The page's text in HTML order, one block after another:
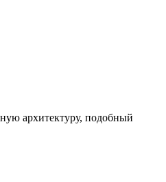
архитектуру, подобный